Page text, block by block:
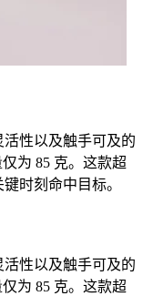
性以及触手可及的
为 85 克。这款超
时刻命中目标。
性以及触手可及的
为 85 克。这款超